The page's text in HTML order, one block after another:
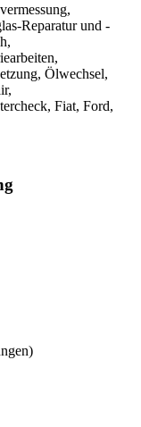
Reparatur und -
Ölwechsel,
Fiat, Ford,